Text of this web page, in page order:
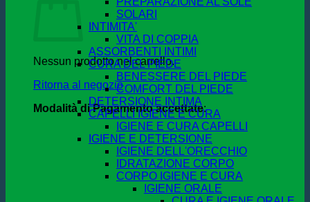
Nessun prodotto nel carrello.
Ritorna al negozio
Modalità di Pagamento accettate:
SOLARI
INTIMITA'
VITA DI COPPIA
ASSORBENTI INTIMI
CURA DEL PIEDE
BENESSERE DEL PIEDE
COMFORT DEL PIEDE
DETERSIONE INTIMA
CAPELLI IGIENE E CURA
IGIENE E CURA CAPELLI
IGIENE E DETERSIONE
IGIENE DELL'ORECCHIO
IDRATAZIONE CORPO
CORPO IGIENE E CURA
IGIENE ORALE